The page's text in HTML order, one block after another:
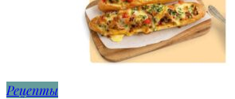
Рецепты